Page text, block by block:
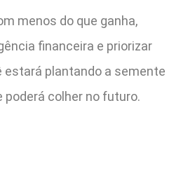
menos do que ganha,
financeira e priorizar
estará plantando a semente
poderá colher no futuro.